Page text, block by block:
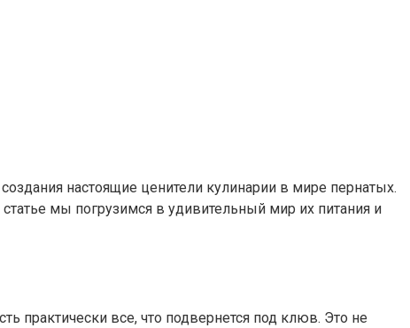
настоящие ценители кулинарии в мире пернатых.
мы погрузимся в удивительный мир их питания и
практически все, что подвернется под клюв. Это не